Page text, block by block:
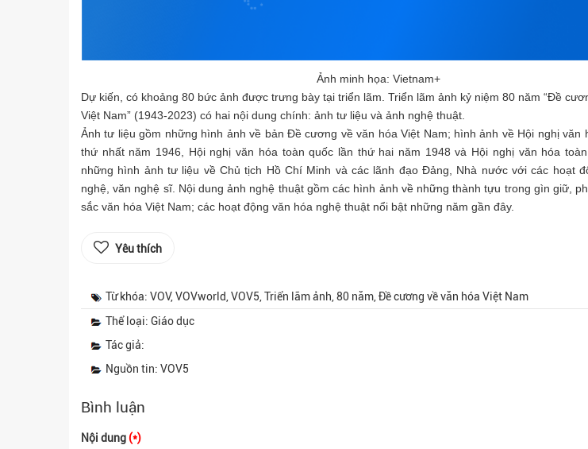
Ảnh minh họa: Vietnam+
Dự kiến, có khoảng 80 bức ảnh được trưng bày tại triển lãm. Triển lãm ảnh kỷ niệm 80 năm “Đề
Việt Nam” (1943-2023) có hai nội dung chính: ảnh tư liệu và ảnh nghệ thuật.
Ảnh tư liệu gồm những hình ảnh về bản Đề cương về văn hóa Việt Nam; hình ảnh về Hội nghị văn
thứ nhất năm 1946, Hội nghị văn hóa toàn quốc lần thứ hai năm 1948 và Hội nghị văn hóa
những hình ảnh tư liệu về Chủ tịch Hồ Chí Minh và các lãnh đạo Đảng, Nhà nước với các hoạt
nghệ, văn nghệ sĩ. Nội dung ảnh nghệ thuật gồm các hình ảnh về những thành tựu trong gìn giữ,
sắc văn hóa Việt Nam; các hoạt động văn hóa nghệ thuật nổi bật những năm gần đây.
Yêu thích
Từ khóa: VOV, VOVworld, VOV5, Triển lãm ảnh, 80 năm, Đề cương về văn hóa Việt Nam
Thể loại: Giáo dục
Tác giả:
Nguồn tin: VOV5
Bình luận
Nội dung (*)